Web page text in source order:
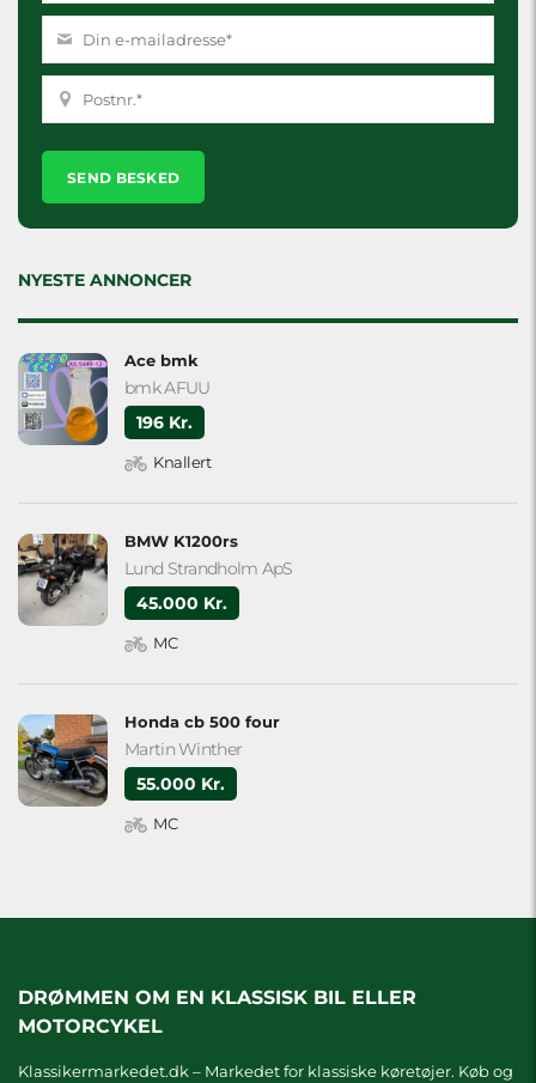
Please
leave
empty.
NYESTE ANNONCER
Ace bmk
bmk AFUU
196 Kr.
Knallert
BMW K1200rs
Lund Strandholm ApS
45.000 Kr.
MC
Honda cb 500 four
Martin Winther
55.000 Kr.
MC
DRØMMEN OM EN KLASSISK BIL ELLER
MOTORCYKEL
Klassikermarkedet.dk – Markedet for klassiske køretøjer. Køb og